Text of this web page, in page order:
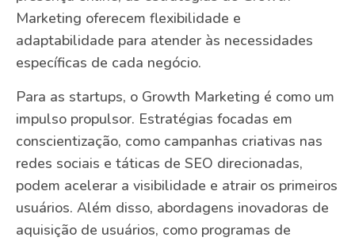
Marketing oferecem flexibilidade e
adaptabilidade para atender às necessidades
específicas de cada negócio.
Para as startups, o Growth Marketing é como um
impulso propulsor. Estratégias focadas em
conscientização, como campanhas criativas nas
redes sociais e táticas de SEO direcionadas,
podem acelerar a visibilidade e atrair os primeiros
usuários. Além disso, abordagens inovadoras de
aquisição de usuários, como programas de